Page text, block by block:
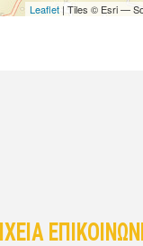
Leaflet | Tiles © Esri —